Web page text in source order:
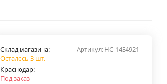
Артикул: НС-1434921
Склад магазина:
Осталось 3 шт.
Краснодар:
Под заказ